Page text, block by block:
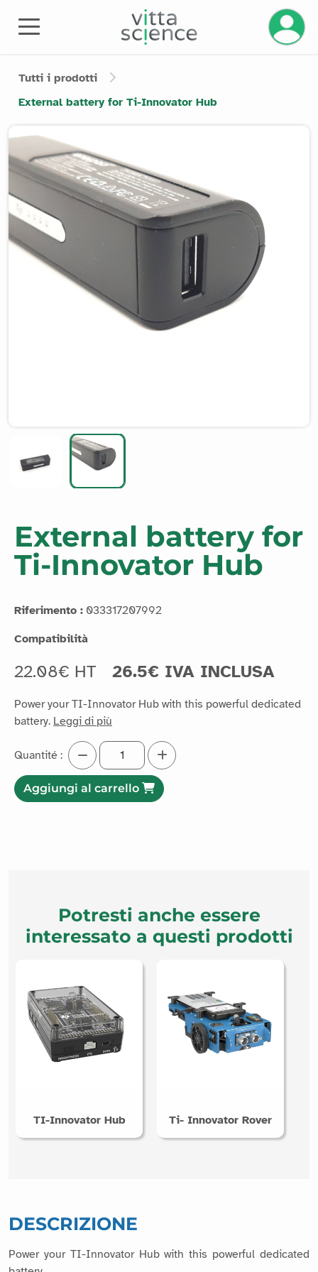
Tutti i prodotti
External battery for Ti-Innovator Hub
Product image slider
External battery for
Ti-Innovator Hub
Riferimento : 033317207992
Compatibilità
22.08€ HT 26.5€ IVA INCLUSA
Power your TI-Innovator Hub with this powerful dedicated
battery. Leggi di più
Quantité :
Aggiungi al carrello
Potresti anche essere
interessato a questi prodotti
TI-Innovator Hub Ti- Innovator Rover
DESCRIZIONE
Power your TI-Innovator Hub with this powerful dedicated